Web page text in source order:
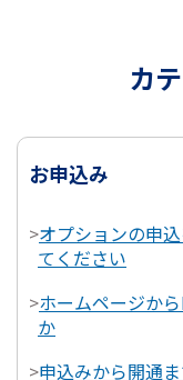
カ
お申込み
>オプションの申
てください
>ホームページか
か
>申込みから開通